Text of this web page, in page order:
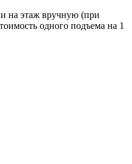
на этаж вручную (при
одного подъема на 1